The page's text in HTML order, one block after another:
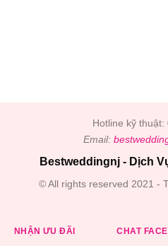
Hotline kỹ thuật:
Email:
Bestweddingnj - Dịch
© All rights reserved 2021 -
NHẬN ƯU ĐÃI CHAT